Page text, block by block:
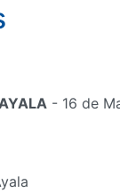
- 16 de